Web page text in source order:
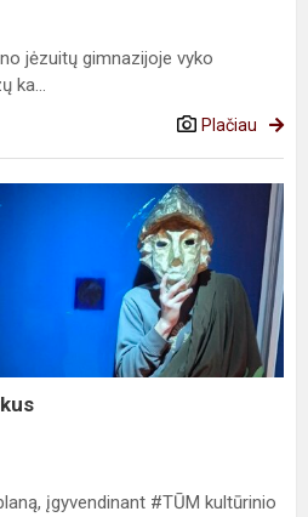
jėzuitų gimnazijoje vyko
ka...
Plačiau
įgyvendinant #TŪM kultūrinio